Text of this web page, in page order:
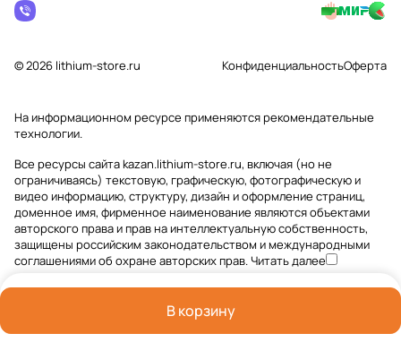
В корзину
© 2026 lithium-store.ru КонфиденциальностьОферта
На информационном ресурсе применяютсярекомендательные
технологии.
Все ресурсы сайта kazan.lithium-store.ru, включая (но не
ограничиваясь) текстовую, графическую, фотографическую и
видео информацию, структуру, дизайн и оформление страниц,
доменное имя, фирменное наименование являются объектами
авторского права и прав на интеллектуальную собственность,
защищены российским законодательством и международными
соглашениями об охране авторских прав.Читать далее